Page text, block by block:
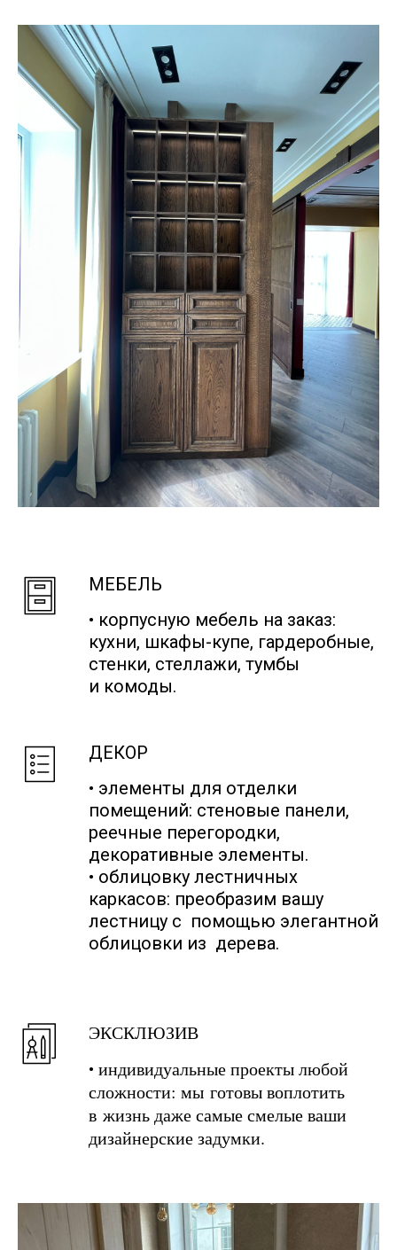
МЕБЕЛЬ
• корпусную мебель на заказ:
кухни, шкафы-купе, гардеробные,
стенки, стеллажи, тумбы
и комоды.
ДЕКОР
• элементы для отделки
помещений: стеновые панели,
реечные перегородки,
декоративные элементы.
• облицовку лестничных
каркасов: преобразим вашу
лестницу с помощью элегантной
облицовки из дерева.
ЭКСКЛЮЗИВ
• индивидуальные проекты любой
сложности: мы готовы воплотить
в жизнь даже самые смелые ваши
дизайнерские задумки.